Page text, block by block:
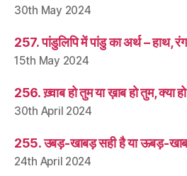
30th May 2024
257. पांडुलिपि में पांडु का अर्थ – हाथ, रंग
15th May 2024
256. ख़्वाब हो तुम या ख़ाब हो तुम, क्या
30th April 2024
255. उबड़-खाबड़ सही है या ऊबड़-
24th April 2024